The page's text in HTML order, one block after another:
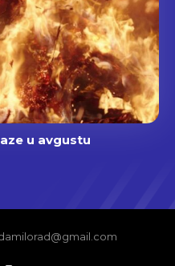
u avgustu